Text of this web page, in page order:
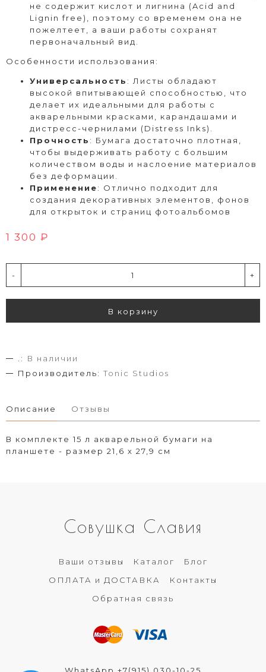
не содержит кислот и лигнина (Acid and
Lignin free), поэтому со временем она не
пожелтеет, а ваши работы сохранят
первоначальный вид.
Особенности использования:
Универсальность : Листы обладают
высокой впитывающей способностью, что
делает их идеальными для работы с
акварельными красками, карандашами и
дистресс-чернилами (Distress Inks).
Прочность : Бумага достаточно плотная,
чтобы выдерживать работу с большим
количеством воды и наслоение материалов
без деформации.
Применение: Отлично подходит для
создания декоративных элементов, фонов
для открыток и страниц фотоальбомов
1 300 ₽
- +
В корзину
.:
В наличии
Производитель: Tonic Studios
Описание Отзывы
В комплекте 15 л акварельной бумаги на
планшете - размер 21,6 х 27,9 см
Совушка Славия
Ваши отзывы Каталог
Блог
ОПЛАТА и ДОСТАВКА
Контакты
Обратная связь
WhatsApp +7(915) 030-10-25